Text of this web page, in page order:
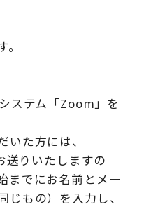
ステム「Zoom」を
た方には、
送りいたしますの
までにお名前とメー
もの）を入力し、